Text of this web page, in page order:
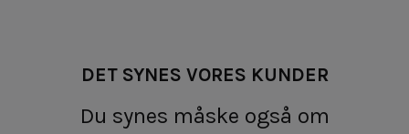
DET SYNES VORES KUNDER
Du synes måske også om